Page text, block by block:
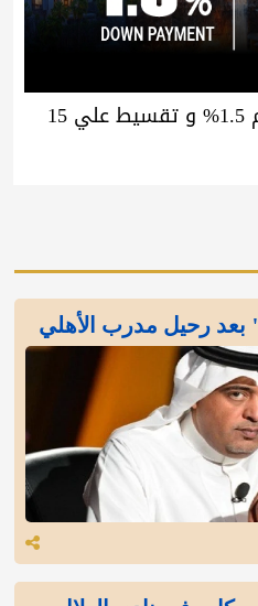
عرض لفترة محدودة مقدم 1.5% و تقسيط علي 15
بعد رحيل مدرب الأهلي